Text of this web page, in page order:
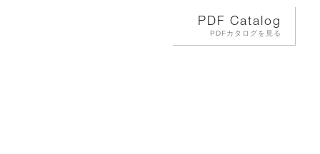
PDF Catalog
PDFカタログを見る